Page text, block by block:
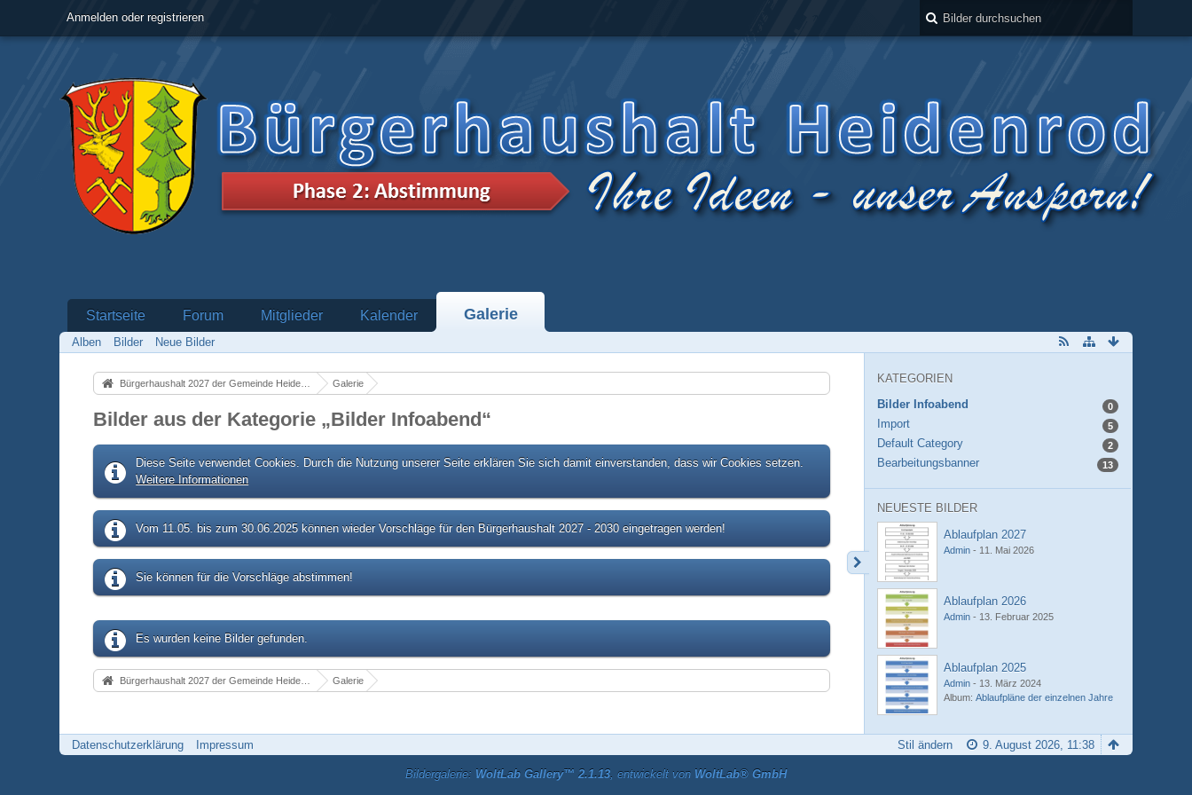
Anmelden oder registrieren
Startseite Forum Mitglieder Kalender Galerie
Alben Bilder Neue Bilder
Bürgerhaushalt 2027 der Gemeinde Heidenrod Galerie
Bilder aus der Kategorie „Bilder Infoabend“
Diese Seite verwendet Cookies. Durch die Nutzung unserer Seite erklären Sie sich damit einverstanden, dass wir Cookies setzen.
Weitere Informationen
Vom 11.05. bis zum 30.06.2025 können wieder Vorschläge für den Bürgerhaushalt 2027 - 2030 eingetragen werden!
Sie können für die Vorschläge abstimmen!
Es wurden keine Bilder gefunden.
Bürgerhaushalt 2027 der Gemeinde Heidenrod Galerie
KATEGORIEN
Bilder Infoabend
0
Import 5
Default Category 2
Bearbeitungsbanner 13
NEUESTE BILDER
Ablaufplan 2027
Admin - 11. Mai 2026
Ablaufplan 2026
Admin - 13. Februar 2025
Ablaufplan 2025
Admin - 13. März 2024
Album:Ablaufpläne der einzelnen Jahre
Datenschutzerklärung Impressum 9. August 2026, 11:38
Stil ändern
Bildergalerie: WoltLab Gallery™ 2.1.13, entwickelt von WoltLab® GmbH